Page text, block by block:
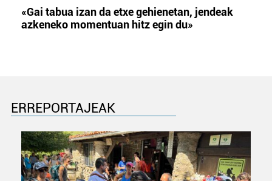
«Gai tabua izan da etxe gehienetan, jendeak
azkeneko momentuan hitz egin du»
ERREPORTAJEAK